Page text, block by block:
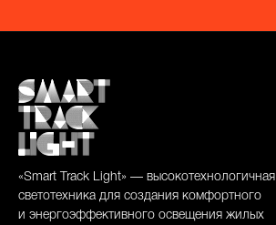
«Smart Track Light» — высокотехнологичная
светотехника для создания комфортного
и энергоэффективного освещения жилых